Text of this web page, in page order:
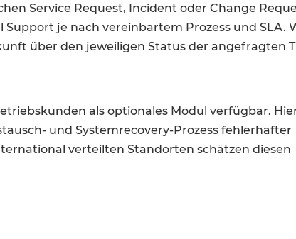
Service Request, Incident oder Change
Support je nach vereinbartem Prozess und SLA.
über den jeweiligen Status der angefragten
als optionales Modul verfügbar.
und Systemrecovery-Prozess fehlerhafter
verteilten Standorten schätzen diesen